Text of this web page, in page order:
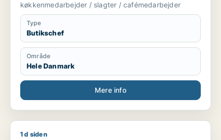
køkkenmedarbejder / slagter / cafémedarbejder
Type
Butikschef
Område
Hele Danmark
Mere info
Gustav søger job som cafémedarbejder /
1 d siden